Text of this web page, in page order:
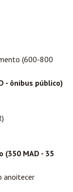
(600-800
- ônibus público)
(350 MAD - 35
anoitecer